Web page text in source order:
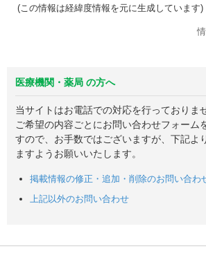
(この情報は経緯度情報を元に生成しています)
医療機関・薬局 の方へ
当サイトはお電話での対応を行っておりま
ご希望の内容ごとにお問い合わせフォーム
すので、お手数ではございますが、下記よ
ますようお願いいたします。
掲載情報の修正・追加・削除のお問い合わ
上記以外のお問い合わせ